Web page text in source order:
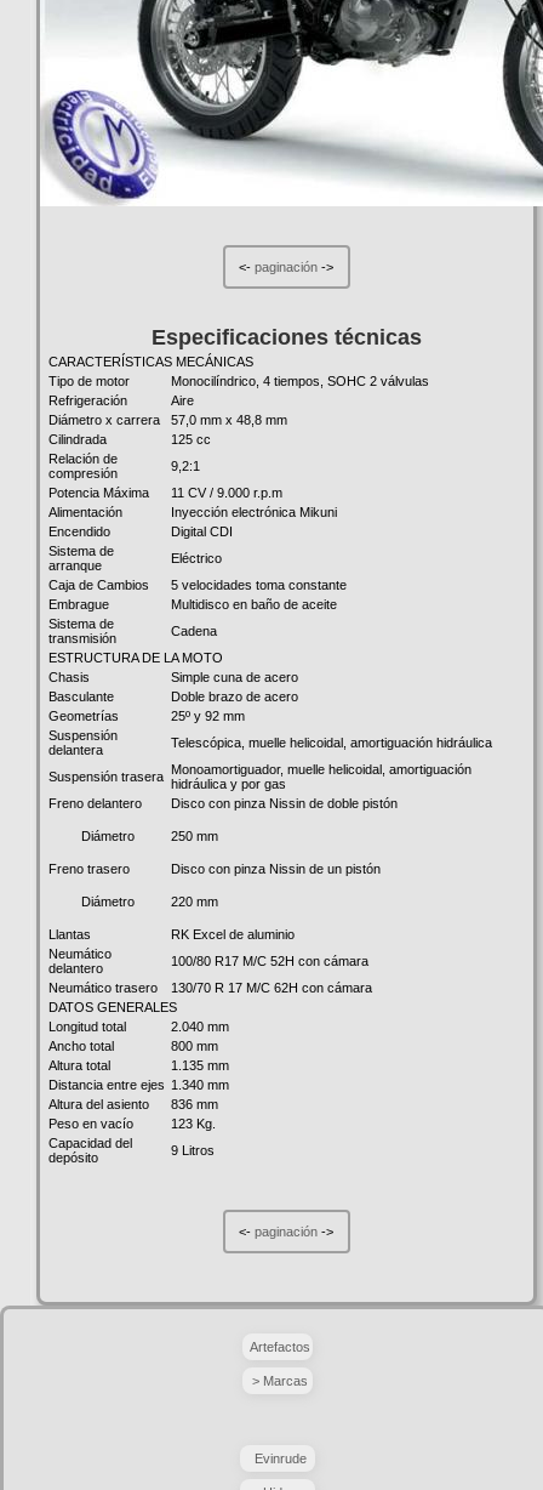
<-paginación ->
Especificaciones técnicas
CARACTERÍSTICAS MECÁNICAS
Tipo de motor
Monocilíndrico, 4 tiempos, SOHC 2 válvulas
Refrigeración
Aire
Diámetro x carrera
57,0 mm x 48,8 mm
Cilindrada
125 cc
Relación de
compresión
9,2:1
Potencia Máxima
11 CV / 9.000 r.p.m
Alimentación
Inyección electrónica Mikuni
Encendido
Digital CDI
Sistema de
arranque
Eléctrico
Caja de Cambios
5 velocidades toma constante
Embrague
Multidisco en baño de aceite
Sistema de
transmisión
Cadena
ESTRUCTURA DE LA MOTO
Chasis
Simple cuna de acero
Basculante
Doble brazo de acero
Geometrías
25º y 92 mm
Suspensión
delantera
Telescópica, muelle helicoidal, amortiguación hidráulica
Suspensión trasera Monoamortiguador, muelle helicoidal, amortiguación
hidráulica y por gas
Freno delantero
Disco con pinza Nissin de doble pistón
Diámetro 250 mm
Freno trasero Disco con pinza Nissin de un pistón
Diámetro 220 mm
Llantas
RK Excel de aluminio
Neumático
delantero
100/80 R17 M/C 52H con cámara
Neumático trasero
130/70 R 17 M/C 62H con cámara
DATOS GENERALES
Longitud total
2.040 mm
Ancho total
800 mm
Altura total
1.135 mm
Distancia entre ejes 1.340 mm
Altura del asiento
836 mm
Peso en vacío
123 Kg.
Capacidad del
depósito
9 Litros
<-paginación ->
Artefactos
> Marcas
Evinrude